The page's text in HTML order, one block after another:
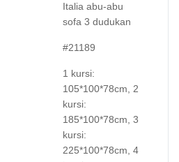
Italia abu-abu
sofa 3 dudukan
#21189
1 kursi:
105*100*78cm, 2
kursi:
185*100*78cm, 3
kursi:
225*100*78cm, 4